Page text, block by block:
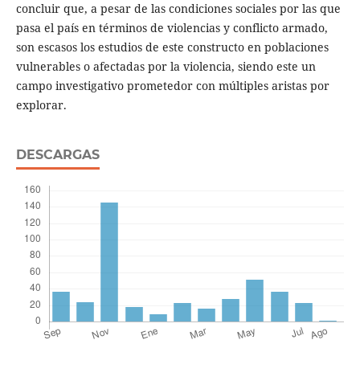
concluir que, a pesar de las condiciones sociales por las que
pasa el país en términos de violencias y conflicto armado,
son escasos los estudios de este constructo en poblaciones
vulnerables o afectadas por la violencia, siendo este un
campo investigativo prometedor con múltiples aristas por
explorar.
DESCARGAS